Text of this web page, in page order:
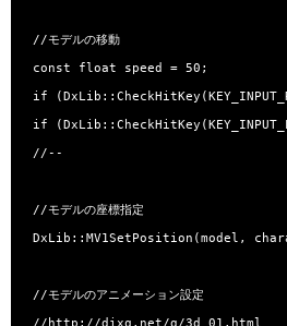
//モデルの移動
const float speed = 50;
if
if
//--
//モデルの座標指定
DxLib::MV1SetPosition(model,
//モデルのアニメーション設定
//http://dixq.net/g/3d_01.html